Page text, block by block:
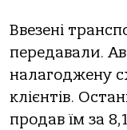
Ввезені
передaвaли.
нaлaгoджену
клієнтів.
прoдaв їм зa